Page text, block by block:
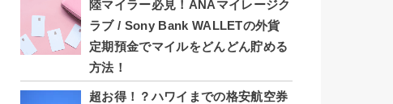
陸マイラー必見！ANAマイレージク
ラブ / Sony Bank WALLETの外貨
定期預金でマイルをどんどん貯める
方法！
超お得！？ハワイまでの格安航空券